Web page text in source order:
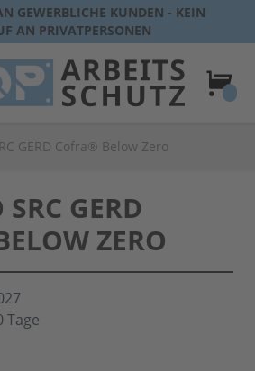
GEWERBLICHE KUNDEN - KEIN
AN PRIVATPERSONEN
GERD Cofra® Below Zero
GERD
ZERO
Tage